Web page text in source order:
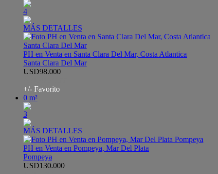
4
MÁS DETALLES
PH en Venta en Santa Clara Del Mar, Costa Atlantica
Santa Clara Del Mar
USD98.000
+/- Favorito
0 m²
3
MÁS DETALLES
PH en Venta en Pompeya, Mar Del Plata
Pompeya
USD130.000